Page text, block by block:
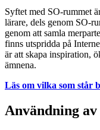
Syftet med SO-rummet
lärare, dels genom SO-
genom att samla
finns utspridda på
är att skapa inspiration,
ämnena.
Läs om vilka som står
Användning